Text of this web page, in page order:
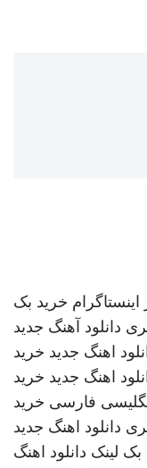
خرید بک
دانلود آهنگ جدید
اهنگ جدید خرید
اهنگ جدید خرید
فارسی خرید
دانلود اهنگ جدید
بک لینک دانلود اهنگ